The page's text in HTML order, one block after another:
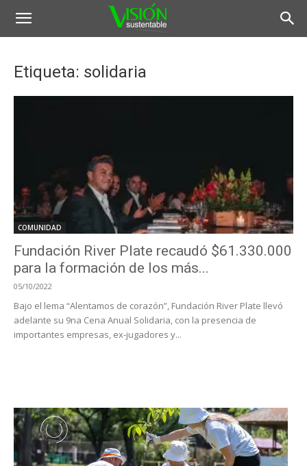
Etiqueta: solidaria
COMUNIDAD
Fundación River Plate recaudó $61.330.000
para la formación de los más...
05/10/2022
Bajo el lema “Alentamos de corazón”, Fundación River Plate llevó
adelante su 9na Cena Anual Solidaria, con la presencia de
importantes empresas, ex-jugadores y...